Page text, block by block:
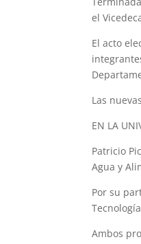
el
El acto
Las
EN LA
Patricio
Agua y
Por su
Ambos